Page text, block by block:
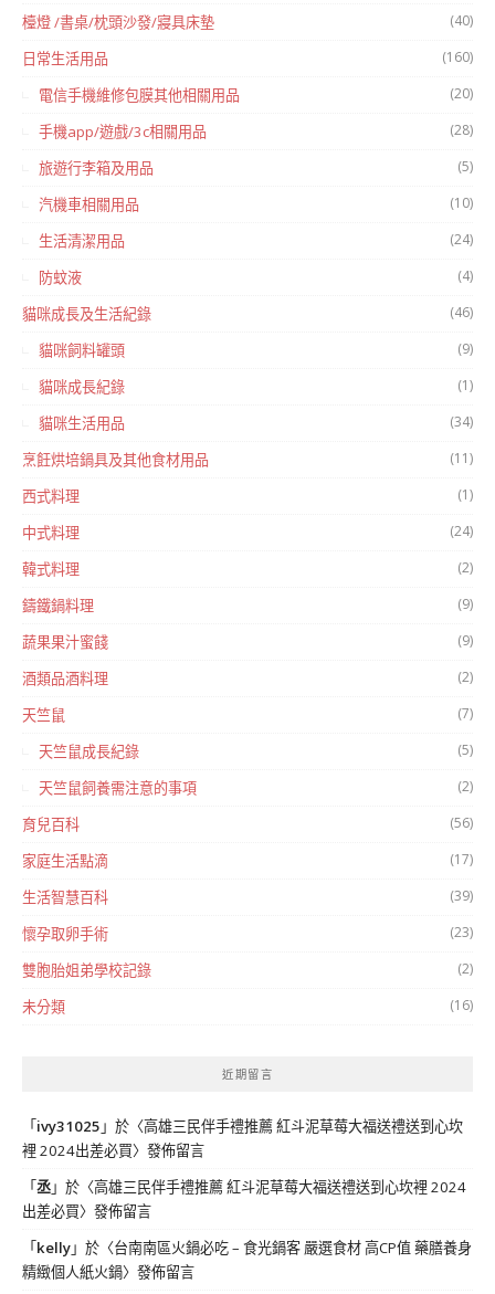
檯燈 /書桌/枕頭沙發/寢具床墊 (40)
日常生活用品 (160)
電信手機維修包膜其他相關用品 (20)
手機app/遊戲/3c相關用品 (28)
旅遊行李箱及用品 (5)
汽機車相關用品 (10)
生活清潔用品 (24)
防蚊液 (4)
貓咪成長及生活紀錄 (46)
貓咪飼料罐頭 (9)
貓咪成長紀錄 (1)
貓咪生活用品 (34)
烹飪烘培鍋具及其他食材用品 (11)
西式料理 (1)
中式料理 (24)
韓式料理 (2)
鑄鐵鍋料理 (9)
蔬果果汁蜜餞 (9)
酒類品酒料理 (2)
天竺鼠 (7)
天竺鼠成長紀錄 (5)
天竺鼠飼養需注意的事項 (2)
育兒百科 (56)
家庭生活點滴 (17)
生活智慧百科 (39)
懷孕取卵手術 (23)
雙胞胎姐弟學校記錄 (2)
未分類 (16)
近期留言
「 ivy31025 」於〈高雄三民伴手禮推薦 紅斗泥草莓大福送禮送到心坎
裡 2024出差必買〉發佈留言
「丞」於〈高雄三民伴手禮推薦 紅斗泥草莓大福送禮送到心坎裡 2024
出差必買〉發佈留言
「 kelly」於〈台南南區火鍋必吃 – 食光鍋客 嚴選食材 高CP值 藥膳養身
精緻個人紙火鍋〉發佈留言